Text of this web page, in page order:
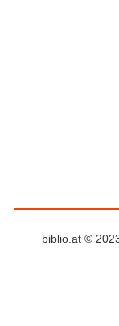
biblio.at ©